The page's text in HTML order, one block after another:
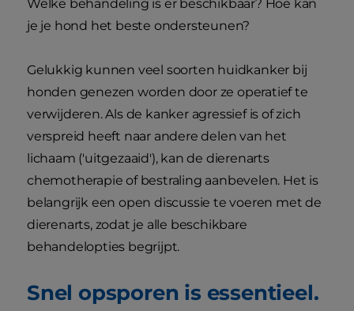
Welke behandeling is er beschikbaar? Hoe kan
je je hond het beste ondersteunen?
Gelukkig kunnen veel soorten huidkanker bij
honden genezen worden door ze operatief te
verwijderen. Als de kanker agressief is of zich
verspreid heeft naar andere delen van het
lichaam ('uitgezaaid'), kan de dierenarts
chemotherapie of bestraling aanbevelen. Het is
belangrijk een open discussie te voeren met de
dierenarts, zodat je alle beschikbare
behandelopties begrijpt.
Snel opsporen is essentieel.